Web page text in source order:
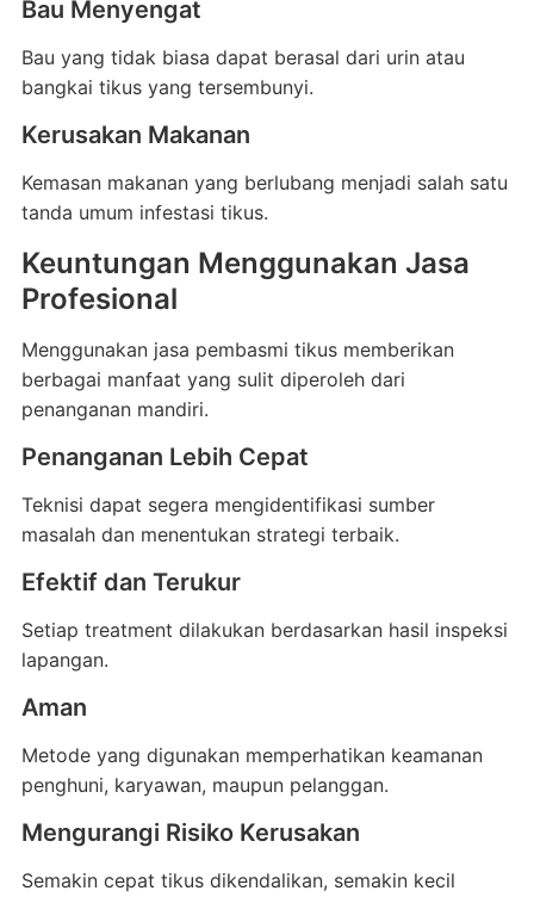
Bau Menyengat
Bau yang tidak biasa dapat berasal dari urin atau
bangkai tikus yang tersembunyi.
Kerusakan Makanan
Kemasan makanan yang berlubang menjadi salah satu
tanda umum infestasi tikus.
Keuntungan Menggunakan Jasa
Profesional
Menggunakan jasa pembasmi tikus memberikan
berbagai manfaat yang sulit diperoleh dari
penanganan mandiri.
Penanganan Lebih Cepat
Teknisi dapat segera mengidentifikasi sumber
masalah dan menentukan strategi terbaik.
Efektif dan Terukur
Setiap treatment dilakukan berdasarkan hasil inspeksi
lapangan.
Aman
Metode yang digunakan memperhatikan keamanan
penghuni, karyawan, maupun pelanggan.
Mengurangi Risiko Kerusakan
Semakin cepat tikus dikendalikan, semakin kecil